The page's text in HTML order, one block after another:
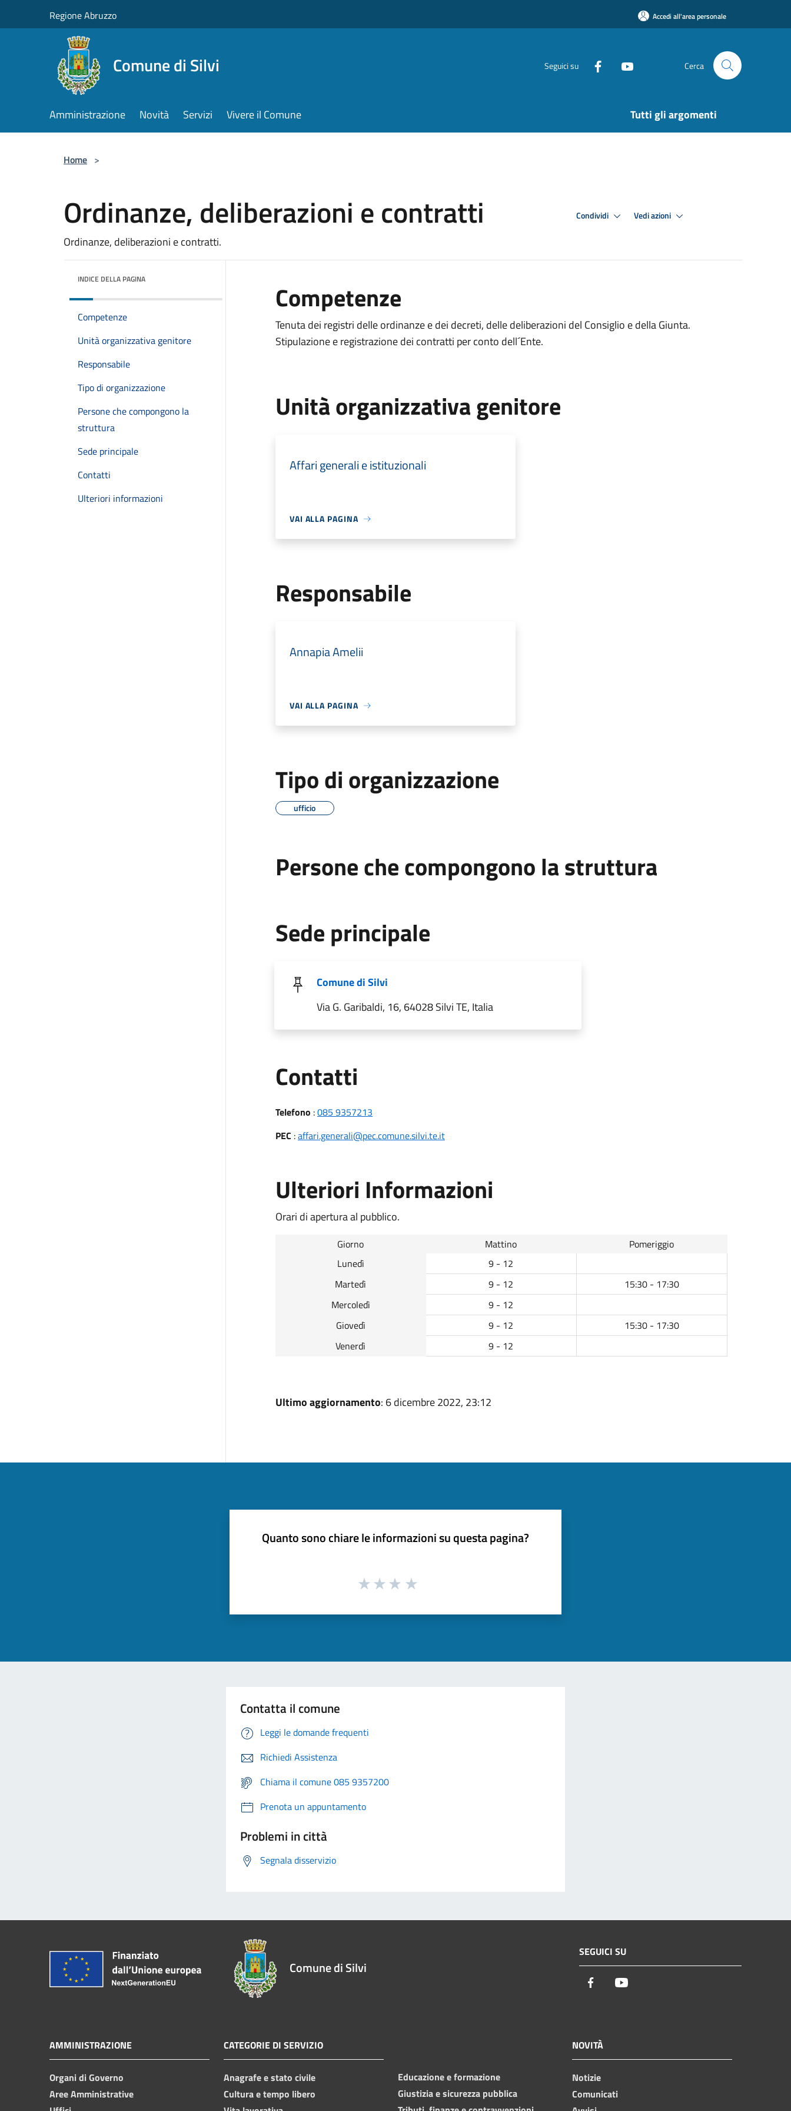
Regione Abruzzo Accedi all'area personale
Comune di Silvi Seguici su Cerca
Amministrazione Novità Servizi Vivere il Comune Tutti gli argomenti
Home >
Ordinanze, deliberazioni e contratti
Ordinanze, deliberazioni e contratti.
Condividi Vedi azioni
INDICE DELLA PAGINA
Competenze
Unità organizzativa genitore
Responsabile
Tipo di organizzazione
Persone che compongono la
struttura
Sede principale
Contatti
Ulteriori informazioni
Competenze
Tenuta dei registri delle ordinanze e dei decreti, delle deliberazioni del Consiglio e della Giunta.
Stipulazione e registrazione dei contratti per conto dell´Ente.
Unità organizzativa genitore
Affari generali e istituzionali
VAI ALLA PAGINA
Responsabile
Annapia Amelii
VAI ALLA PAGINA
Tipo di organizzazione
ufficio
Persone che compongono la struttura
Sede principale
Comune di Silvi
Via G. Garibaldi, 16, 64028 Silvi TE, Italia
Contatti
Telefono :085 9357213
PEC :affari.generali@pec.comune.silvi.te.it
Ulteriori Informazioni
Orari di apertura al pubblico.
Giorno Mattino
Pomeriggio
Lunedì
9 - 12
Martedì
9 - 12
15:30 - 17:30
Mercoledì
9 - 12
Giovedì
9 - 12
15:30 - 17:30
Venerdì
9 - 12
Ultimo aggiornamento: 6 dicembre 2022, 23:12
Quanto sono chiare le informazioni su questa pagina?
Contatta il comune
Leggi le domande frequenti
Richiedi Assistenza
Chiama il comune 085 9357200
Prenota un appuntamento
Problemi in città
Segnala disservizio
Comune di Silvi
SEGUICI SU
Facebook
AMMINISTRAZIONE
Organi di Governo
Aree Amministrative
CATEGORIE DI SERVIZIO
Anagrafe e stato civile
Cultura e tempo libero
Educazione e formazione
Giustizia e sicurezza pubblica
NOVITÀ
Notizie
Comunicati